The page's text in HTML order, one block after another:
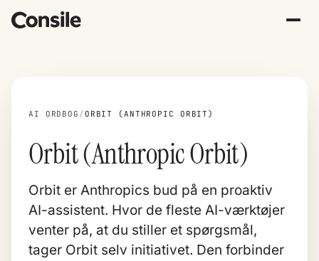
AI ORDBOG / ORBIT (ANTHROPIC ORBIT)
Orbit (Anthropic Orbit)
Orbit er Anthropics bud på en proaktiv
AI-assistent. Hvor de fleste AI-værktøjer
venter på, at du stiller et spørgsmål,
tager Orbit selv initiativet. Den forbinder